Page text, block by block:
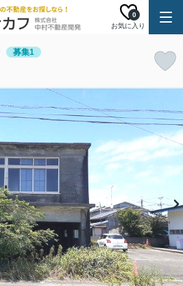
お気に入り
0
募集1